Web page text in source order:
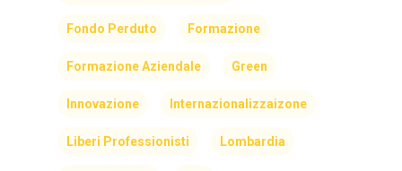
Fondo Perduto Formazione
Formazione Aziendale Green
Innovazione Internazionalizzaizone
Liberi Professionisti Lombardia